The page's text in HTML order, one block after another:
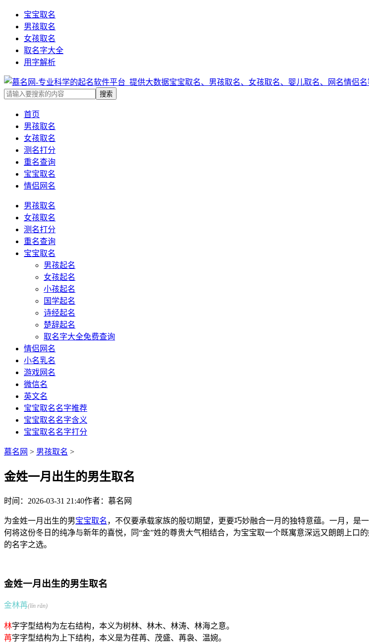
宝宝取名
男孩取名
女孩取名
取名字大全
用字解析
首页
男孩取名
女孩取名
测名打分
重名查询
宝宝取名
情侣网名
男孩取名
女孩取名
测名打分
重名查询
宝宝取名
男孩起名
女孩起名
小孩起名
国学起名
诗经起名
楚辞起名
取名字大全免费查询
情侣网名
小名乳名
游戏网名
微信名
英文名
宝宝取名名字推荐
宝宝取名名字含义
宝宝取名名字打分
慕名网 > 男孩取名 >
金姓一月出生的男生取名
时间：2026-03-31 21:40作者：慕名网
为金姓一月出生的男宝宝取名 ，不仅要承载家族的殷切期望，更要巧妙融合一月的独特意蕴。一月，是
何将这份冬日的纯净与新年的喜悦，同“金”姓的尊贵大气相结合，为宝宝取一个既寓意深远又朗朗上
的名字之选。
金姓一月出生的男生取名
金林苒(lín rǎn)
林字字型结构为左右结构，本义为树林、林木、林涛、林海之意。
苒字字型结构为上下结构，本义是为荏苒、茂盛、苒袅、温婉。